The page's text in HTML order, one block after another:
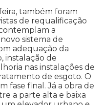
também foram
de requalificação
a
sistema de
adequação da
instalação de
nas instalações de
de esgoto. O
fase final. Já a obra de
a parte alta e baixa